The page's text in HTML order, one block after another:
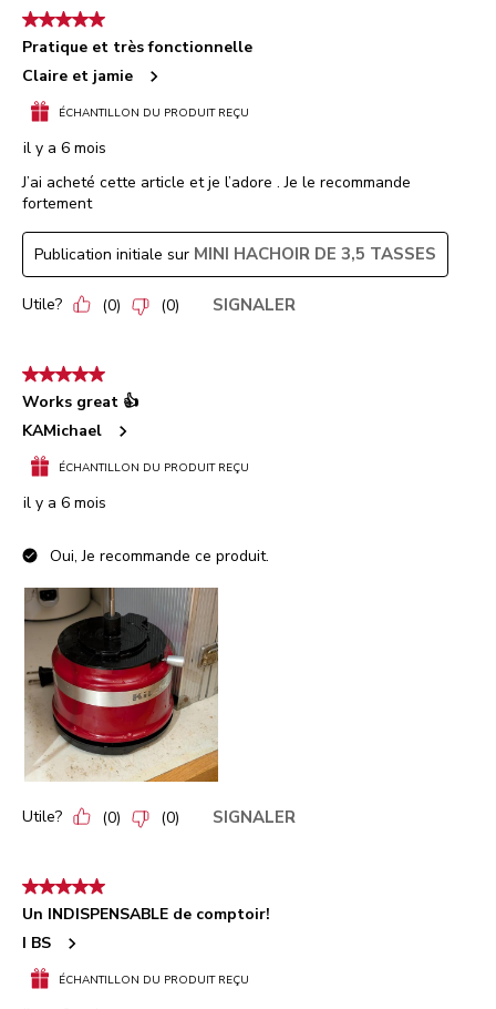
5 étoile(s) sur 5.
Pratique et très fonctionnelle
Claire et jamie
ÉCHANTILLON DU PRODUIT REÇU
il y a 6 mois
J’ai acheté cette article et je l’adore . Je le recommande
fortement
Publication initiale sur MINI HACHOIR DE 3,5 TASSES
Utile? (0) (0) SIGNALER
5 étoile(s) sur 5.
Works great 👍
KAMichael
ÉCHANTILLON DU PRODUIT REÇU
il y a 6 mois
Oui, Je recommande ce produit.
Utile? (0) (0) SIGNALER
5 étoile(s) sur 5.
Un INDISPENSABLE de comptoir!
I BS
ÉCHANTILLON DU PRODUIT REÇU